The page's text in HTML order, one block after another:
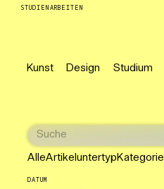
STUDIENARBEITEN
Kunst Design Studium
AlleArtikeluntertyp Kategorie
DATUM